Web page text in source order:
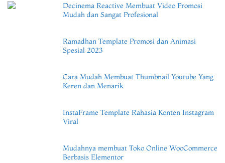
Decinema Reactive Membuat Video Promosi
Mudah dan Sangat Profesional
Ramadhan Template Promosi dan Animasi
Spesial 2023
Cara Mudah Membuat Thumbnail Youtube Yang
Keren dan Menarik
InstaFrame Template Rahasia Konten Instagram
Viral
Mudahnya membuat Toko Online WooCommerce
Berbasis Elementor